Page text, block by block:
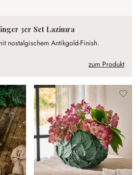
3er Set Lazimra
nostalgischem Antikgold-Finish.
zum Produkt